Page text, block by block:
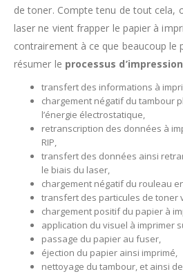
de toner. Compte tenu de tout cela,
laser ne vient frapper le papier à
contrairement à ce que beaucoup le
résumer le processus
transfert des informations à
chargement négatif du tambour
l’énergie électrostatique,
retranscription des données à
RIP,
transfert des données ainsi
le biais du laser,
chargement négatif du rouleau
transfert des particules de toner
chargement positif du papier à
application du visuel à imprimer
passage du papier au fuser,
éjection du papier ainsi imprimé,
nettoyage du tambour, et ainsi